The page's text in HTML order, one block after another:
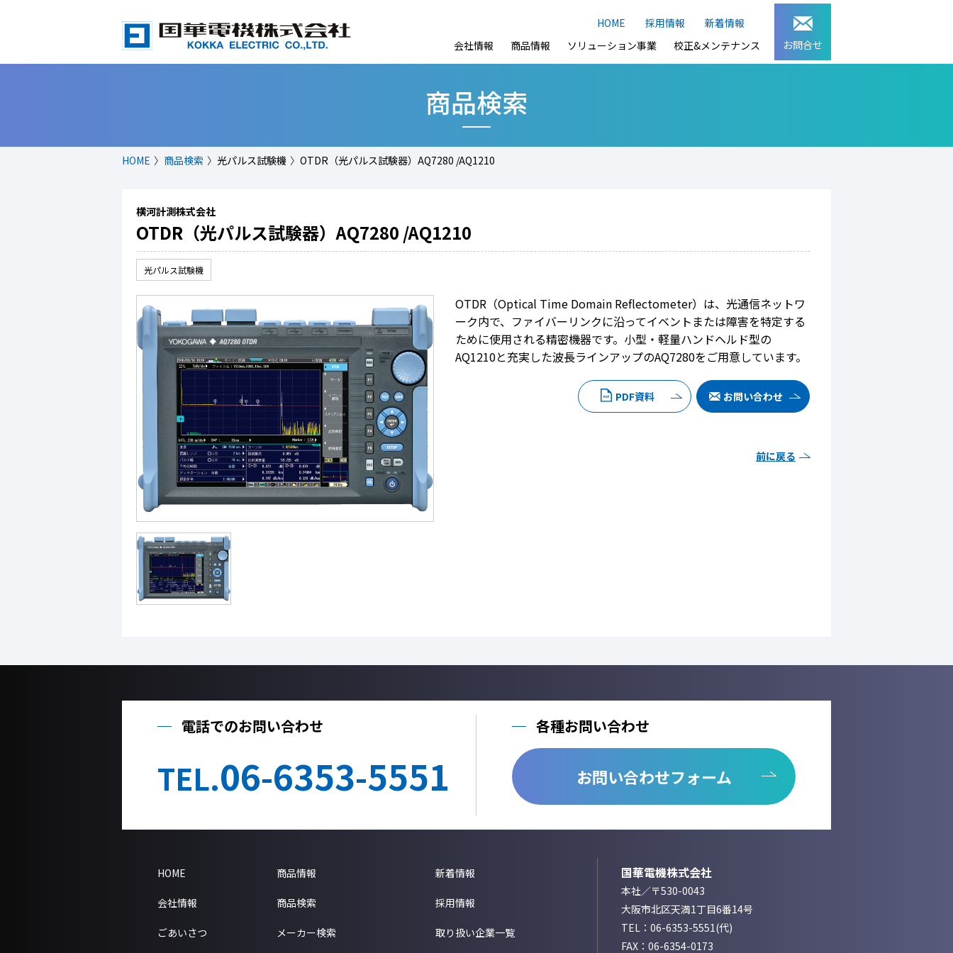
お問合せ
HOME 採用情報
新着情報
会社情報
商品情報 ソリューション事業 校正&メンテナンス
商品検索
HOME 商品検索 光パルス試験機 OTDR（光パルス試験器）AQ7280 /AQ1210
横河計測株式会社
OTDR（光パルス試験器）AQ7280 /AQ1210
光パルス試験機
OTDR（Optical Time Domain Reflectometer）は、光通信ネットワ
ーク内で、ファイバーリンクに沿ってイベントまたは障害を特定する
ために使用される精密機器です。小型・軽量ハンドヘルド型の
AQ1210と充実した波長ラインアップのAQ7280をご用意しています。
PDF資料 お問い合わせ
前に戻る
電話でのお問い合わせ
TEL.06-6353-5551
各種お問い合わせ
お問い合わせフォーム
HOME
会社情報
ごあいさつ
商品情報
商品検索
メーカー検索
新着情報
採用情報
取り扱い企業一覧
国華電機株式会社
本社／〒530-0043
大阪市北区天満1丁目6番14号
TEL： 06-6353-5551(代)
FAX：06-6354-0173